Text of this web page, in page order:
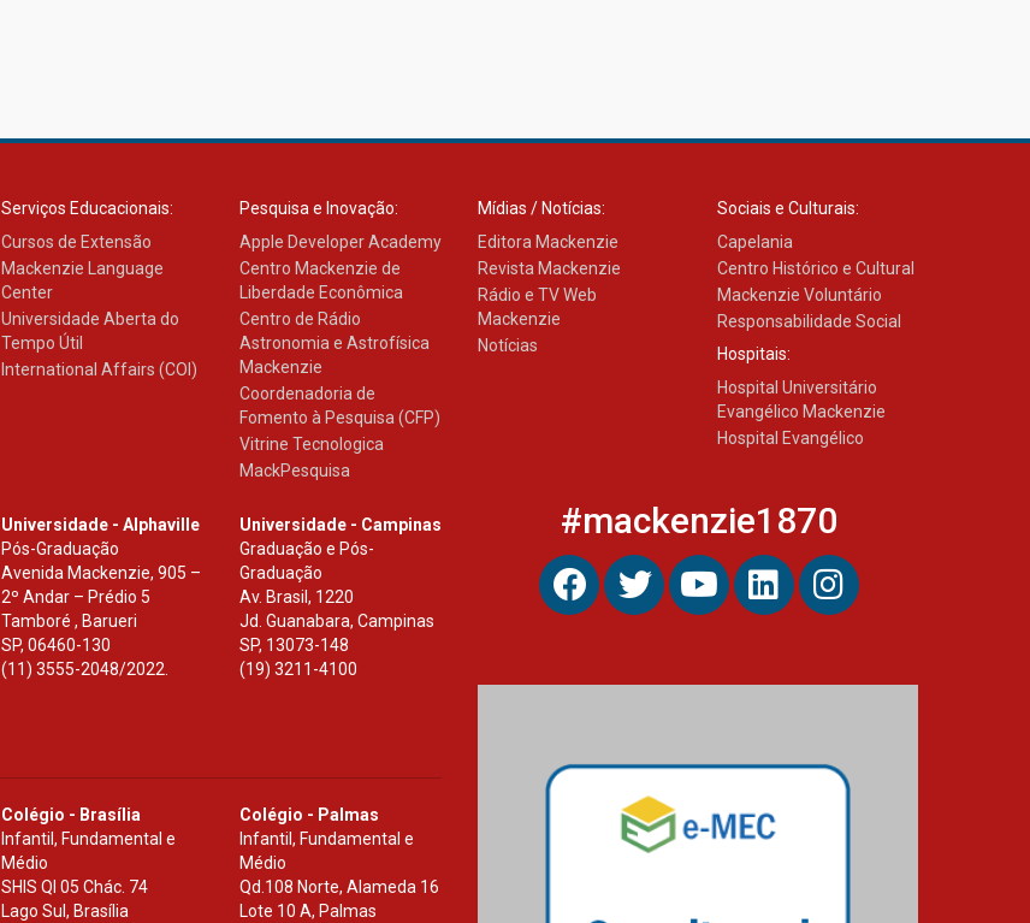
Serviços Educacionais:
Cursos de Extensão
Mackenzie Language
Center
Universidade Aberta do
Tempo Útil
International Affairs (COI)
Pesquisa e Inovação:
Apple Developer Academy
Centro Mackenzie de
Liberdade Econômica
Centro de Rádio
Astronomia e Astrofísica
Mackenzie
Coordenadoria de
Fomento à Pesquisa (CFP)
Vitrine Tecnologica
MackPesquisa
Mídias / Notícias:
Editora Mackenzie
Revista Mackenzie
Rádio e TV Web
Mackenzie
Notícias
Sociais e Culturais:
Capelania
Centro Histórico e Cultural
Mackenzie Voluntário
Responsabilidade Social
Hospitais:
Hospital Universitário
Evangélico Mackenzie
Hospital Evangélico
Universidade - Alphaville
Pós-Graduação
Avenida Mackenzie, 905 –
2º Andar – Prédio 5
Tamboré , Barueri
SP, 06460-130
(11) 3555-2048/2022.
Universidade - Campinas
Graduação e Pós-
Graduação
Av. Brasil, 1220
Jd. Guanabara, Campinas
SP, 13073-148
(19) 3211-4100
Colégio - Brasília
Infantil, Fundamental e
Médio
SHIS Ql 05 Chác. 74
Lago Sul, Brasília
Colégio - Palmas
Infantil, Fundamental e
Médio
Qd.108 Norte, Alameda 16
Lote 10 A, Palmas
#mackenzie1870